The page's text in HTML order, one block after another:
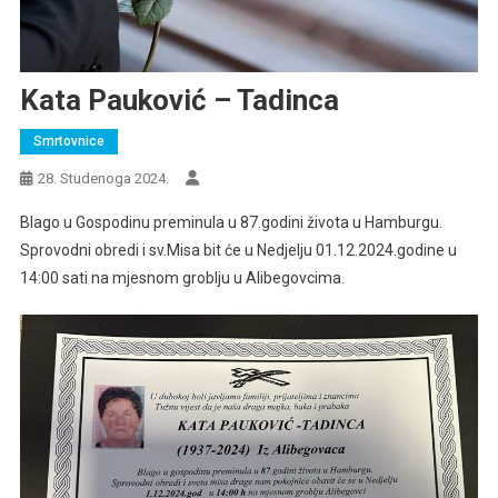
Kata Pauković – Tadinca
Smrtovnice
28. Studenoga 2024.
Blago u Gospodinu preminula u 87.godini života u Hamburgu.
Sprovodni obredi i sv.Misa bit će u Nedjelju 01.12.2024.godine u
14:00 sati na mjesnom groblju u Alibegovcima.